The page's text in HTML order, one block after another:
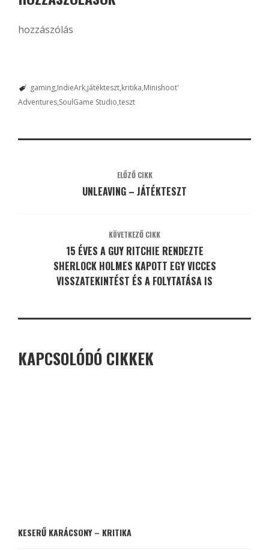
hozzászólás
gaming IndieArk játékteszt kritika Minishoot'
Adventures SoulGame Studio teszt
ELŐZŐ CIKK
UNLEAVING – JÁTÉKTESZT
KÖVETKEZŐ CIKK
15 ÉVES A GUY RITCHIE RENDEZTE
SHERLOCK HOLMES KAPOTT EGY VICCES
VISSZATEKINTÉST ÉS A FOLYTATÁSA IS
KAPCSOLÓDÓ CIKKEK
KESERŰ KARÁCSONY – KRITIKA